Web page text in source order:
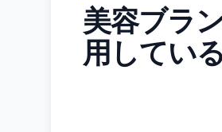
美容ブラ
用してい